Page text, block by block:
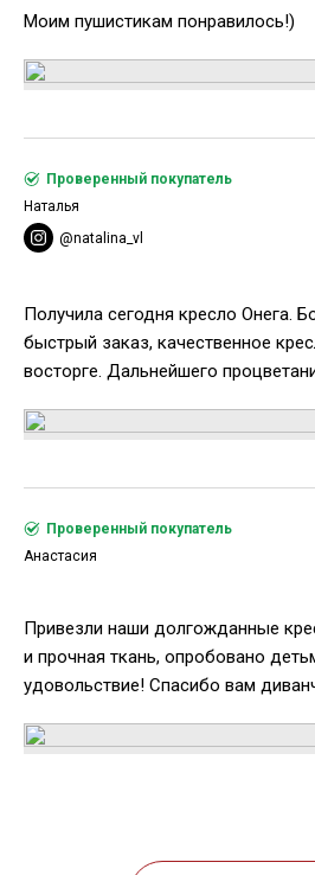
Моим пушистикам понравилось!)
Получила сегодня кресло Онега.
быстрый заказ, качественное
восторге. Дальнейшего
Проверенный покупатель
Наталья
@natalina_vl
Привезли наши долгожданные
и прочная ткань, опробовано
удовольствие! Спасибо вам
Проверенный покупатель
Анастасия